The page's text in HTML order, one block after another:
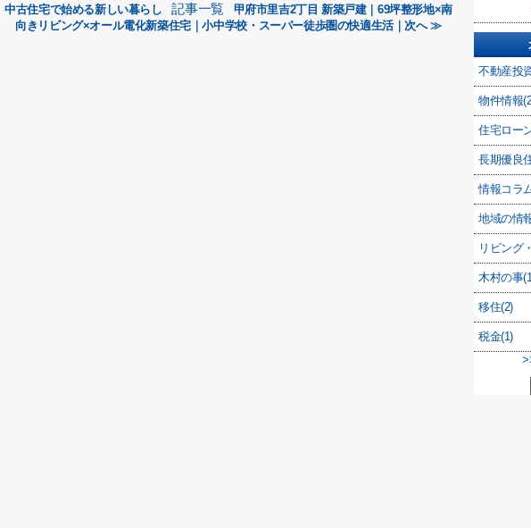
中古住宅で始める新しい暮らし
記事一覧
甲府市里吉2丁目 新築戸建｜69坪整形地×南
向きリビング×オール電化新築住宅｜小中学校・スーパー徒歩圏の快適生活｜次へ ≫
不動産投
物件情報
住宅ロー
長期優良
情報コラ
地域の情
リビング
木村の事
移住(2)
税金(1)